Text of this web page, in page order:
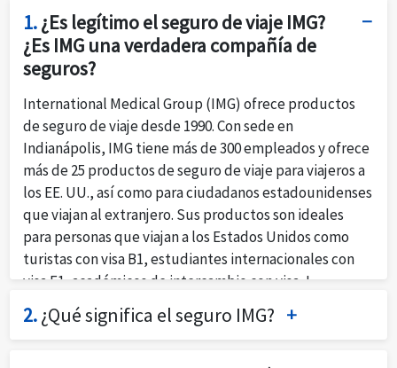
1.¿Es legítimo el seguro de viaje IMG?
¿Es IMG una verdadera compañía de
seguros?
International Medical Group (IMG) ofrece productos
de seguro de viaje desde 1990. Con sede en
Indianápolis, IMG tiene más de 300 empleados y ofrece
más de 25 productos de seguro de viaje para viajeros a
los EE. UU., así como para ciudadanos estadounidenses
que viajan al extranjero. Sus productos son ideales
para personas que viajan a los Estados Unidos como
turistas con visa B1, estudiantes internacionales con
visa F1, académicos de intercambio con visa J,
profesionales con visa H1B y viajeros estadounidenses
que buscan un seguro de cancelación de viaje.
2.¿Qué significa el seguro IMG?